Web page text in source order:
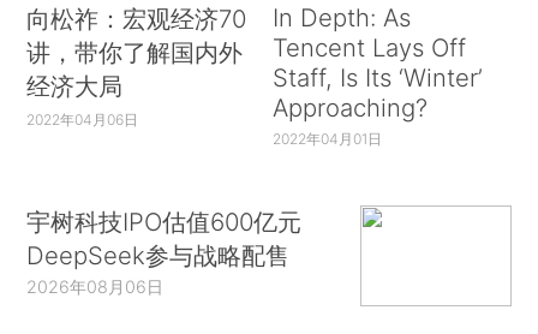
向松祚：宏观经济70
讲，带你了解国内外
经济大局
2022年04月06日
In Depth: As
Tencent Lays Off
Staff, Is Its ‘Winter’
Approaching?
2022年04月01日
宇树科技IPO估值600亿元
DeepSeek参与战略配售
2026年08月06日